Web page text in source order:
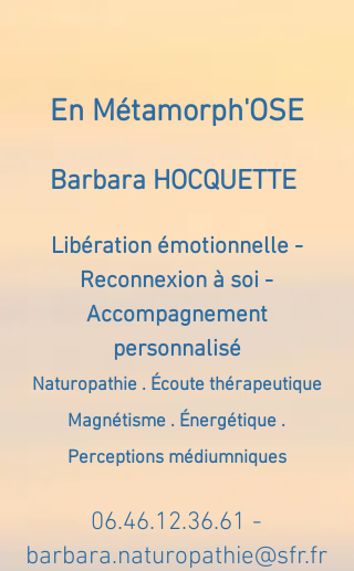
En Métamorph'OSE
Barbara HOCQUETTE
Libération émotionnelle -
Reconnexion à soi -
Accompagnement
personnalisé
Naturopathie . Écoute thérapeutique
Magnétisme . Énergétique .
Perceptions médiumniques
06.46.12.36.61 -
barbara.naturopathie@sfr.fr